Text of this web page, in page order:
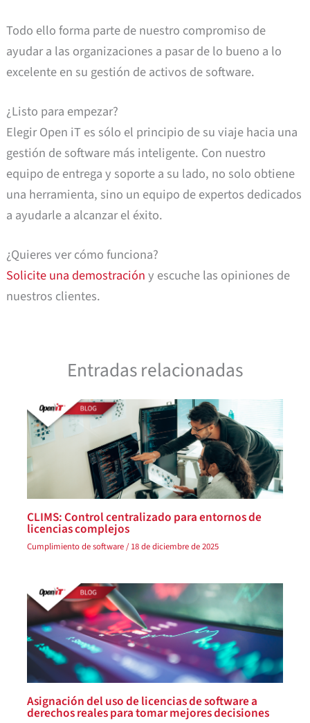
Todo ello forma parte de nuestro compromiso de
ayudar a las organizaciones a pasar de lo bueno a lo
excelente en su gestión de activos de software.
¿Listo para empezar?
Elegir Open iT es sólo el principio de su viaje hacia una
gestión de software más inteligente. Con nuestro
equipo de entrega y soporte a su lado, no solo obtiene
una herramienta, sino un equipo de expertos dedicados
a ayudarle a alcanzar el éxito.
¿Quieres ver cómo funciona?
Solicite una demostracióny escuche las opiniones de
nuestros clientes.
Entradas relacionadas
CLIMS: Control centralizado para entornos de
licencias complejos
Cumplimiento de software /18 de diciembre de 2025
Asignación del uso de licencias de software a
derechos reales para tomar mejores decisiones